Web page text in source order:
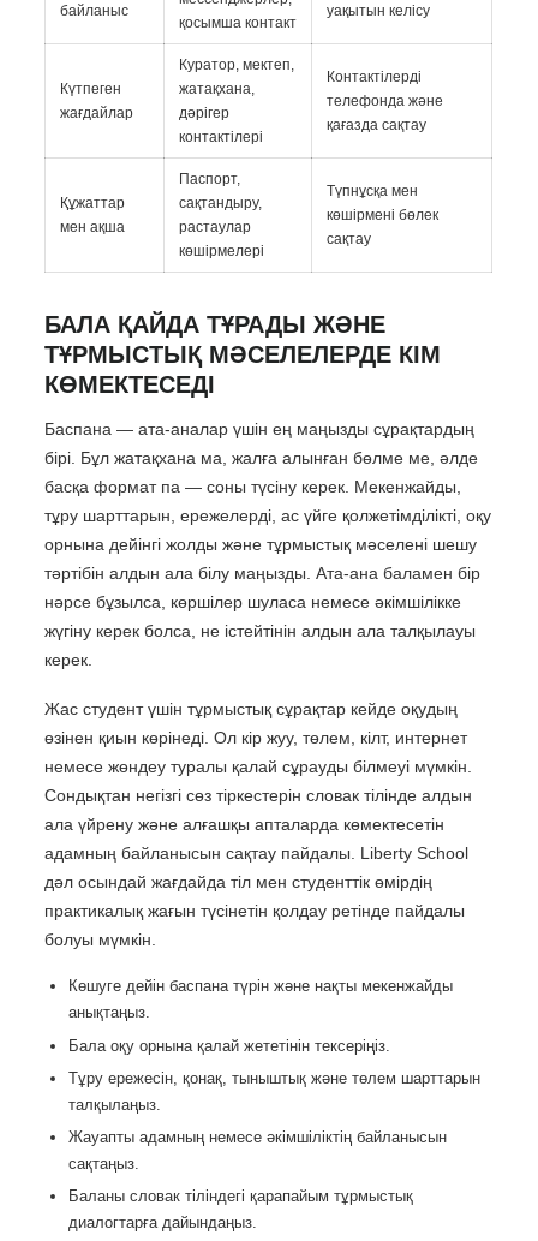
байланыс
қосымша контакт
уақытын келісу
Күтпеген
жағдайлар
Куратор, мектеп,
жатақхана,
дәрігер
контактілері
Контактілерді
телефонда және
қағазда сақтау
Құжаттар
мен ақша
Паспорт,
сақтандыру,
растаулар
көшірмелері
Түпнұсқа мен
көшірмені бөлек
сақтау
БАЛА ҚАЙДА ТҰРАДЫ ЖӘНЕ
ТҰРМЫСТЫҚ МӘСЕЛЕЛЕРДЕ КІМ
КӨМЕКТЕСЕДІ
Баспана — ата-аналар үшін ең маңызды сұрақтардың
бірі. Бұл жатақхана ма, жалға алынған бөлме ме, әлде
басқа формат па — соны түсіну керек. Мекенжайды,
тұру шарттарын, ережелерді, ас үйге қолжетімділікті, оқу
орнына дейінгі жолды және тұрмыстық мәселені шешу
тәртібін алдын ала білу маңызды. Ата-ана баламен бір
нәрсе бұзылса, көршілер шуласа немесе әкімшілікке
жүгіну керек болса, не істейтінін алдын ала талқылауы
керек.
Жас студент үшін тұрмыстық сұрақтар кейде оқудың
өзінен қиын көрінеді. Ол кір жуу, төлем, кілт, интернет
немесе жөндеу туралы қалай сұрауды білмеуі мүмкін.
Сондықтан негізгі сөз тіркестерін словак тілінде алдын
ала үйрену және алғашқы апталарда көмектесетін
адамның байланысын сақтау пайдалы. Liberty School
дәл осындай жағдайда тіл мен студенттік өмірдің
практикалық жағын түсінетін қолдау ретінде пайдалы
болуы мүмкін.
Көшуге дейін баспана түрін және нақты мекенжайды
анықтаңыз.
Бала оқу орнына қалай жететінін тексеріңіз.
Тұру ережесін, қонақ, тыныштық және төлем шарттарын
талқылаңыз.
Жауапты адамның немесе әкімшіліктің байланысын
сақтаңыз.
Баланы словак тіліндегі қарапайым тұрмыстық
диалогтарға дайындаңыз.